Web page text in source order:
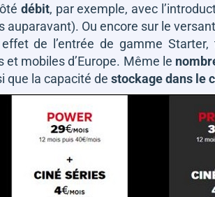
débit, par exemple, avec
auparavant). Ou encore sur le
de l’entrée de gamme
mobiles d’Europe. Même le
que la capacité de stockage dans le